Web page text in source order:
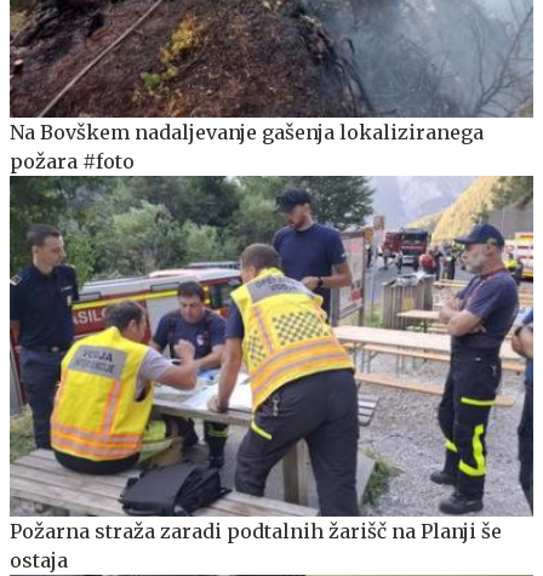
Na Bovškem nadaljevanje gašenja lokaliziranega
požara #foto
Požarna straža zaradi podtalnih žarišč na Planji še
ostaja